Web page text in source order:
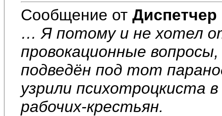
Сообщение от Диспетчер
… Я потому и не хотел
провокационные
подведён под тот
узрили психотроцкиста
рабочих-крестьян.